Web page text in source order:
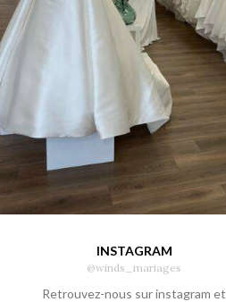
INSTAGRAM
@winds_mariages
Retrouvez-nous sur instagram et